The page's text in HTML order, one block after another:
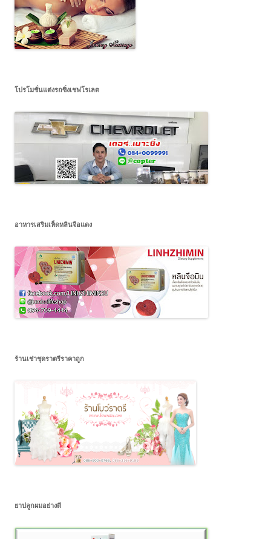
โปรโมชั่นแต่งรถซิ่งเชฟโรเลต
อาหารเสริมเห็ดหลินจือแดง
ร้านเช่าชุดราตรีราคาถูก
ยาปลูกผมอย่างดี